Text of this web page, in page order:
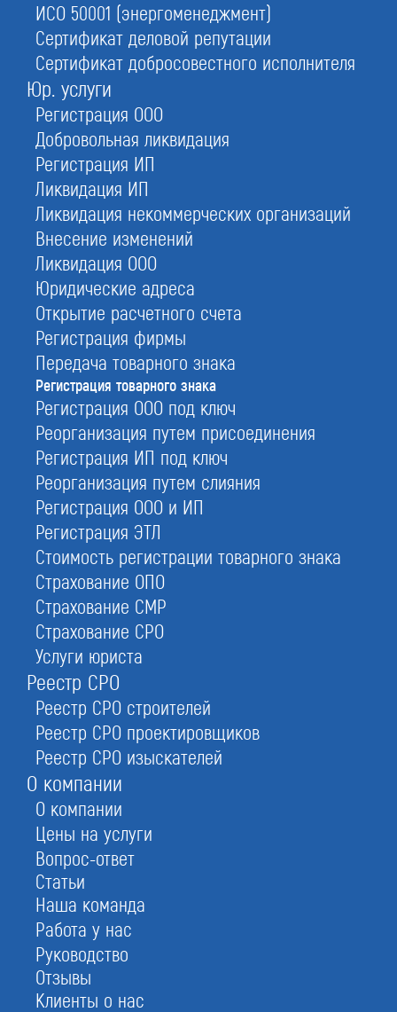
ИСО 50001 (энергоменеджмент)
Сертификат деловой репутации
Сертификат добросовестного исполнителя
Юр. услуги
Регистрация ООО
Добровольная ликвидация
Регистрация ИП
Ликвидация ИП
Ликвидация некоммерческих организаций
Внесение изменений
Ликвидация ООО
Юридические адреса
Открытие расчетного счета
Регистрация фирмы
Передача товарного знака
Регистрация товарного знака
Регистрация ООО под ключ
Реорганизация путем присоединения
Регистрация ИП под ключ
Реорганизация путем слияния
Регистрация ООО и ИП
Регистрация ЭТЛ
Стоимость регистрации товарного знака
Страхование ОПО
Страхование СМР
Страхование СРО
Услуги юриста
Реестр СРО
Реестр СРО строителей
Реестр СРО проектировщиков
Реестр СРО изыскателей
О компании
О компании
Цены на услуги
Вопрос-ответ
Статьи
Наша команда
Работа у нас
Руководство
Отзывы
Клиенты о нас
Страхование СРО
Передача товарного знака
Услуги юриста
Права на товарный знак
Товарный знак — средство индивидуализации
товаров и услуг компаний. Получить
исключительные права на Ваше средство
индивидуализации можно, зарегистрировав его.
Официальная регистрация осуществляется
Федеральным институтом промышленной
собственности (ФИПС)
Стоимость регистрации товарного
знака
Стандарт